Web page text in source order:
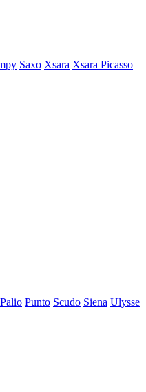
Saxo Xsara Xsara Picasso
Palio Punto Scudo Siena Ulysse